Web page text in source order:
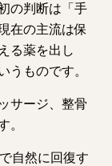
の判断は「手
在の主流は保
る薬を出し
うものです。
サージ、整骨
。
自然に回復す